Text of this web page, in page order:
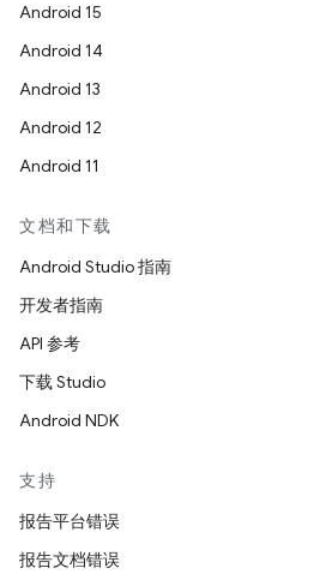
Android 15
Android 14
Android 13
Android 12
Android 11
文档和下载
Android Studio 指南
开发者指南
API 参考
下载 Studio
Android NDK
支持
报告平台错误
报告文档错误